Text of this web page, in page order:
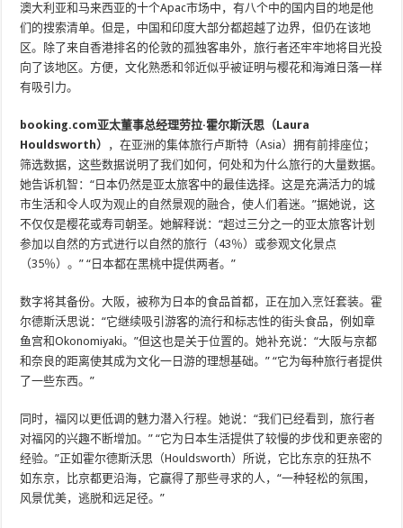
澳大利亚和马来西亚的十个Apac市场中，有八个中的国内目的地是他
们的搜索清单。但是，中国和印度大部分都超越了边界，但仍在该地
区。除了来自香港排名的伦敦的孤独客串外，旅行者还牢牢地将目光投
向了该地区。方便，文化熟悉和邻近似乎被证明与樱花和海滩日落一样
有吸引力。
booking.com亚太董事总经理劳拉·霍尔斯沃思（Laura
Houldsworth）
，在亚洲的集体旅行卢斯特（Asia）拥有前排座位；
筛选数据，这些数据说明了我们如何，何处和为什么旅行的大量数据。
她告诉机智：“日本仍然是亚太旅客中的最佳选择。这是充满活力的城
市生活和令人叹为观止的自然景观的融合，使人们着迷。”据她说，这
不仅仅是樱花或寿司朝圣。她解释说：“超过三分之一的亚太旅客计划
参加以自然的方式进行以自然的旅行（43％）或参观文化景点
（35％）。” “日本都在黑桃中提供两者。”
数字将其备份。大阪，被称为日本的食品首都，正在加入烹饪套装。霍
尔德斯沃思说：“它继续吸引游客的流行和标志性的街头食品，例如章
鱼宫和Okonomiyaki。”但这也是关于位置的。她补充说：“大阪与京都
和奈良的距离使其成为文化一日游的理想基础。” “它为每种旅行者提供
了一些东西。”
同时，福冈以更低调的魅力潜入行程。她说：“我们已经看到，旅行者
对福冈的兴趣不断增加。” “它为日本生活提供了较慢的步伐和更亲密的
经验。”正如霍尔德斯沃思（Houldsworth）所说，它比东京的狂热不
如东京，比京都更沿海，它赢得了那些寻求的人，“一种轻松的氛围，
风景优美，逃脱和远足径。”